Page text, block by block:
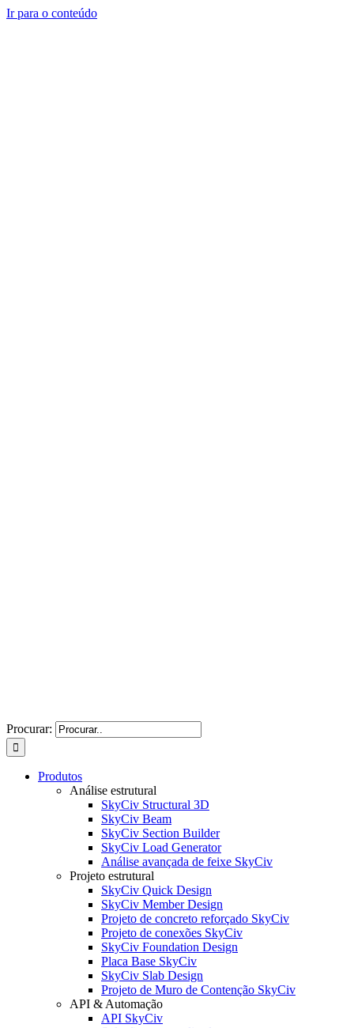
Ir para o conteúdo
Procurar:
Produtos
Análise estrutural
SkyCiv Structural 3D
SkyCiv Beam
SkyCiv Section Builder
SkyCiv Load Generator
Análise avançada de feixe SkyCiv
Projeto estrutural
SkyCiv Quick Design
SkyCiv Member Design
Projeto de concreto reforçado SkyCiv
Projeto de conexões SkyCiv
SkyCiv Foundation Design
Placa Base SkyCiv
SkyCiv Slab Design
Projeto de Muro de Contenção SkyCiv
API & Automação
API SkyCiv